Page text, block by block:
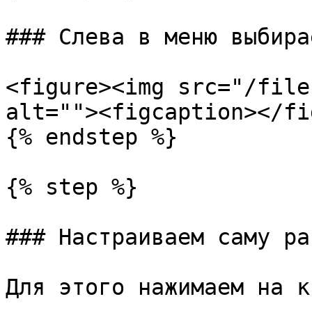
### Слева в меню
<figure><img src="/
alt=""><figcaption></
{% endstep %}
{% step %}
### Настраиваем саму
Для этого нажимаем на